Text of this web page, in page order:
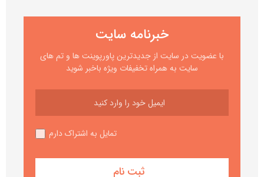
خبرنامه سایت
با عضویت در سایت از جدیدترین پاورپوینت ها و تم های
سایت به همراه تخفیفات ویژه باخبر شوید
تمایل به اشتراک دارم